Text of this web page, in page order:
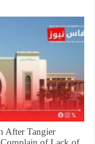
After Tangier